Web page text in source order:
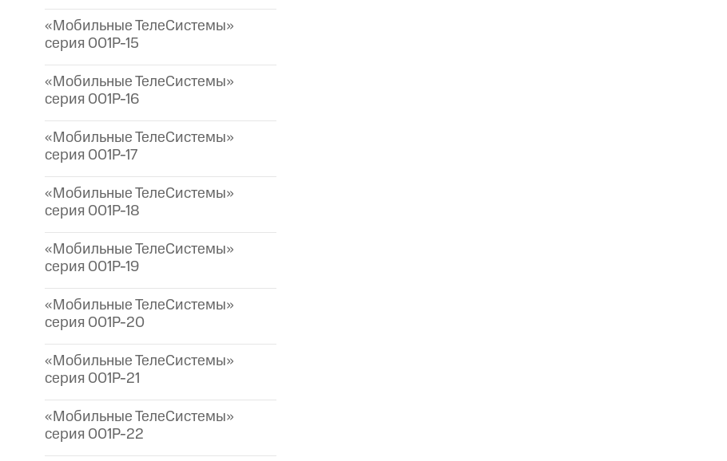
«Мобильные ТелеСистемы»
серия 001P-15
«Мобильные ТелеСистемы»
серия 001P-16
«Мобильные ТелеСистемы»
серия 001P-17
«Мобильные ТелеСистемы»
серия 001P-18
«Мобильные ТелеСистемы»
серия 001P-19
«Мобильные ТелеСистемы»
серия 001P-20
«Мобильные ТелеСистемы»
серия 001P-21
«Мобильные ТелеСистемы»
серия 001P-22